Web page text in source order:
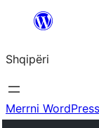
Hidhu
lënda
Shqipëri
Merrni